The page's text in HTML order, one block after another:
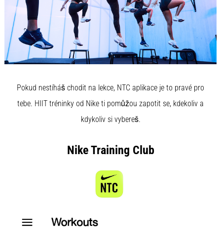
Pokud nestíháš chodit na lekce, NTC aplikace je to pravé pro
tebe. HIIT tréninky od Nike ti pomůžou zapotit se, kdekoliv a
kdykoliv si vybereš.
Nike Training Club